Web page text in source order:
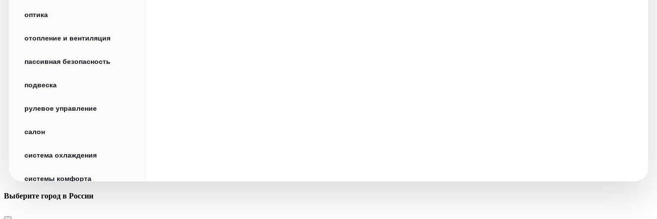
оптика
отопление и вентиляция
пассивная безопасность
подвеска
рулевое управление
салон
система охлаждения
системы комфорта
стекла
Выберите город в России